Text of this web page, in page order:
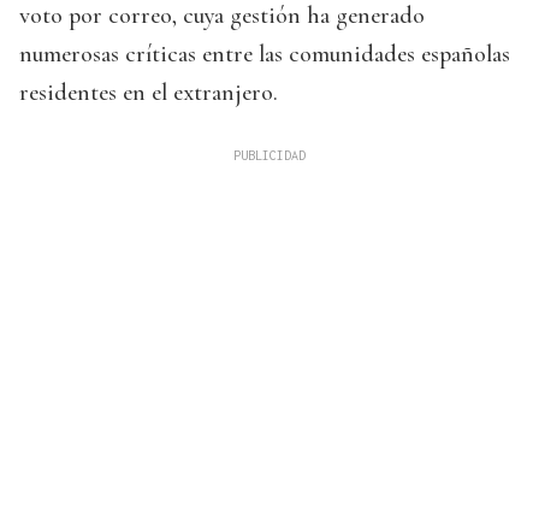
voto por correo, cuya gestión ha generado
numerosas críticas entre las comunidades españolas
residentes en el extranjero.